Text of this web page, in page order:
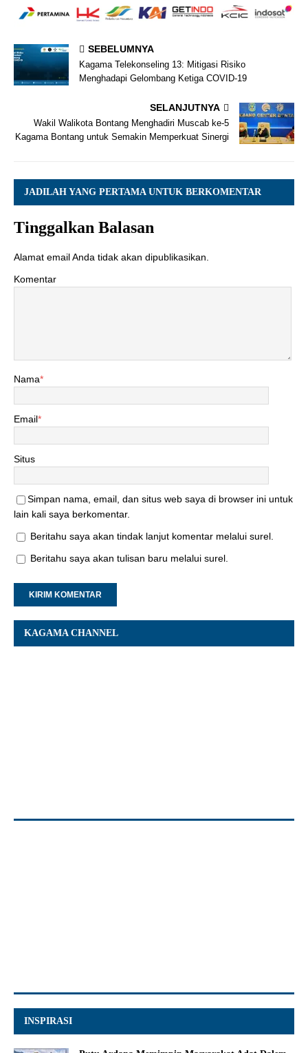
SEBELUMNYA
Kagama Telekonseling 13: Mitigasi Risiko
Menghadapi Gelombang Ketiga COVID-19
SELANJUTNYA
Wakil Walikota Bontang Menghadiri Muscab ke-5
Kagama Bontang untuk Semakin Memperkuat Sinergi
JADILAH YANG PERTAMA UNTUK BERKOMENTAR
Tinggalkan Balasan
Alamat email Anda tidak akan dipublikasikan.
Komentar
Nama*
Email*
Situs
Simpan nama, email, dan situs web saya di browser ini untuk
lain kali saya berkomentar.
Beritahu saya akan tindak lanjut komentar melalui surel.
Beritahu saya akan tulisan baru melalui surel.
KAGAMA CHANNEL
INSPIRASI